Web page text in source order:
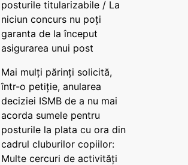
posturile titularizabile / La
niciun concurs nu poți
garanta de la început
asigurarea unui post
Mai mulți părinți solicită,
într-o petiție, anularea
deciziei ISMB de a nu mai
acorda sumele pentru
posturile la plata cu ora din
cadrul cluburilor copiilor:
Multe cercuri de activități